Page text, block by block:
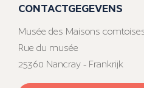
CONTACTGEGEVENS
Musée des Maisons
Rue du musée
25360 Nancray - Frankrijk